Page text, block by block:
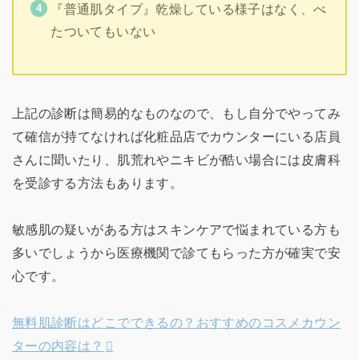
『普通肌タイプ』乾燥している様子はなく、べ
たついてもいない
上記の診断は簡易的なものなので、もし自分でやってみ
て確信が持てなければ化粧品店でカウンターにいる店員
さんに聞いたり、肌荒れやニキビが酷い場合には皮膚科
を受診する方法もあります。
敏感肌の疑いがある方はスキンケアで悩まれている方も
多いでしょうから医療機関で診てもらった方が確実で安
心です。
無料肌診断はどこでできるの？おすすめのコスメカウン
ターの内容は？